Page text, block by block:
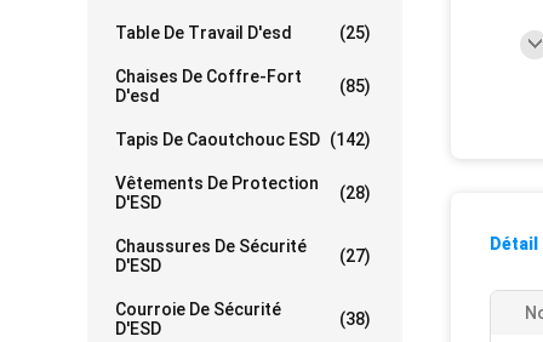
Table De Travail D'esd (25)
Chaises De Coffre-Fort
D'esd
(85)
Tapis De Caoutchouc ESD (142)
Vêtements De Protection
D'ESD
(28)
Chaussures De Sécurité
D'ESD
(27)
Courroie De Sécurité
D'ESD
(38)